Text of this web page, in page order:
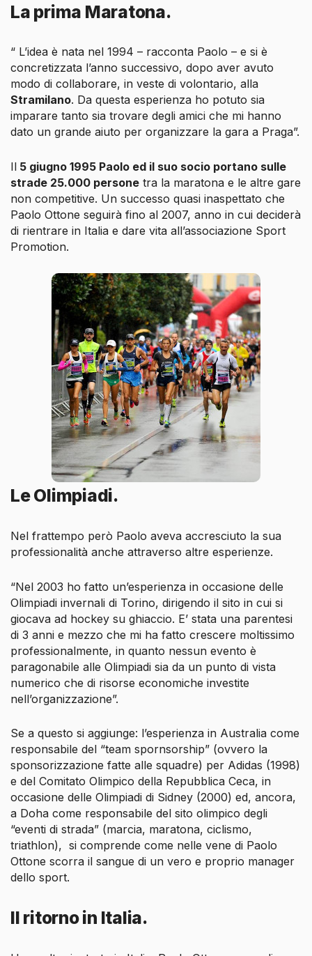
La prima Maratona.
“ L’idea è nata nel 1994 – racconta Paolo – e si è
concretizzata l’anno successivo, dopo aver avuto
modo di collaborare, in veste di volontario, alla
Stramilano. Da questa esperienza ho potuto sia
imparare tanto sia trovare degli amici che mi hanno
dato un grande aiuto per organizzare la gara a Praga”.
Il 5 giugno 1995 Paolo ed il suo socio portano sulle
strade 25.000 persone tra la maratona e le altre gare
non competitive. Un successo quasi inaspettato che
Paolo Ottone seguirà fino al 2007, anno in cui deciderà
di rientrare in Italia e dare vita all’associazione Sport
Promotion.
Le Olimpiadi.
Nel frattempo però Paolo aveva accresciuto la sua
professionalità anche attraverso altre esperienze.
“Nel 2003 ho fatto un’esperienza in occasione delle
Olimpiadi invernali di Torino, dirigendo il sito in cui si
giocava ad hockey su ghiaccio. E’ stata una parentesi
di 3 anni e mezzo che mi ha fatto crescere moltissimo
professionalmente, in quanto nessun evento è
paragonabile alle Olimpiadi sia da un punto di vista
numerico che di risorse economiche investite
nell’organizzazione”.
Se a questo si aggiunge: l’esperienza in Australia come
responsabile del “team spornsorship” (ovvero la
sponsorizzazione fatte alle squadre) per Adidas (1998)
e del Comitato Olimpico della Repubblica Ceca, in
occasione delle Olimpiadi di Sidney (2000) ed, ancora,
a Doha come responsabile del sito olimpico degli
“eventi di strada” (marcia, maratona, ciclismo,
triathlon), si comprende come nelle vene di Paolo
Ottone scorra il sangue di un vero e proprio manager
dello sport.
Il ritorno in Italia.